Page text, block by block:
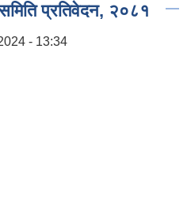
प्रतिवेदन, २०८१
- 13:34